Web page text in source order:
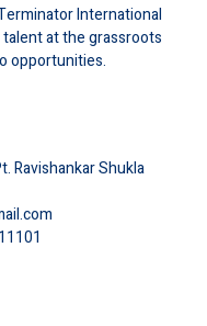
International
at the grassroots
opportunities.
Ravishankar Shukla